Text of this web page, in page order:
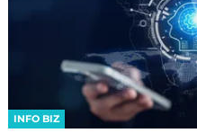
INFO BIZ